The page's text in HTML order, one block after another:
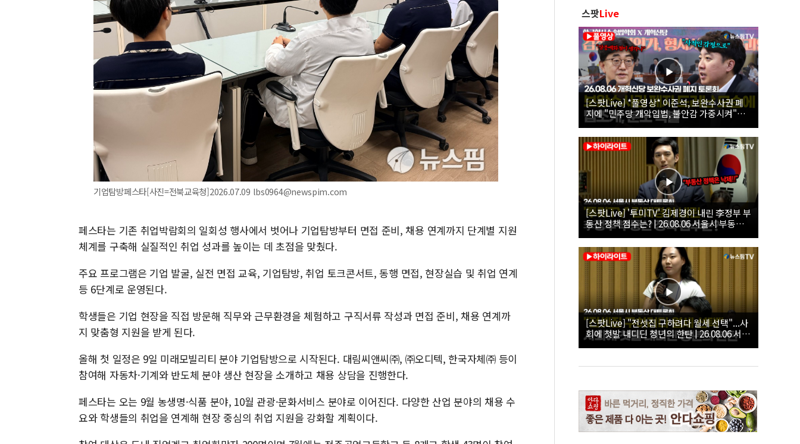
기업탐방페스타[사진=전북교육청]2026.07.09 lbs0964@newspim.com
페스타는 기존 취업박람회의 일회성 행사에서 벗어나 기업탐방부터 면접 준비, 채용 연계까지 단계별 지원
체계를 구축해 실질적인 취업 성과를 높이는 데 초점을 맞췄다.
주요 프로그램은 기업 발굴, 실전 면접 교육, 기업탐방, 취업 토크콘서트, 동행 면접, 현장실습 및 취업 연계
등 6단계로 운영된다.
학생들은 기업 현장을 직접 방문해 직무와 근무환경을 체험하고 구직서류 작성과 면접 준비, 채용 연계까
지 맞춤형 지원을 받게 된다.
올해 첫 일정은 9일 미래모빌리티 분야 기업탐방으로 시작된다. 대림씨앤씨㈜, ㈜오디텍, 한국자체㈜ 등이
참여해 자동차·기계와 반도체 분야 생산 현장을 소개하고 채용 상담을 진행한다.
페스타는 오는 9월 농생명·식품 분야, 10월 관광·문화서비스 분야로 이어진다. 다양한 산업 분야의 채용 수
요와 학생들의 취업을 연계해 현장 중심의 취업 지원을 강화할 계획이다.
스팟Live
[스팟Live] *풀영상* 이준석, 보완수사권 폐
지에 "민주당 개악입법, 불안감 가중시켜"｜
26.08.06 개혁신당 보완수사권 폐지 토론회
[스팟Live] '투미TV' 김제경이 내린 李정부 부
동산 정책 점수는? | 26.08.06 서울시 부동산
대토론회
[스팟Live] "전셋집 구하려다 월세 선택"...사
회에 첫발 내디딘 청년의 한탄 | 26.08.06 서울
시 부동산 대토론회